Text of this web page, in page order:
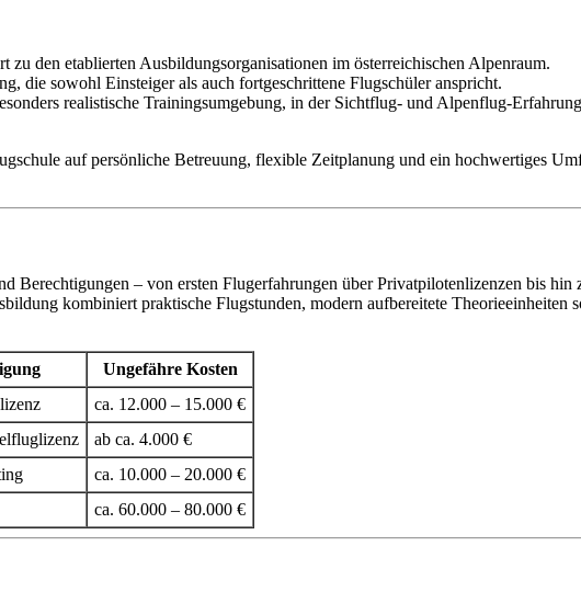
zu den etablierten Ausbildungsorganisationen im österreichischen Alpenraum.
die sowohl Einsteiger als auch fortgeschrittene Flugschüler anspricht.
realistische Trainingsumgebung, in der Sichtflug- und Alpenflug-Erfahrung
auf persönliche Betreuung, flexible Zeitplanung und ein hochwertiges
Berechtigungen – von ersten Flugerfahrungen über Privatpilotenlizenzen bis hin
kombiniert praktische Flugstunden, modern aufbereitete Theorieeinheiten
Ungefähre Kosten
ca. 12.000 – 15.000 €
ab ca. 4.000 €
ca. 10.000 – 20.000 €
ca. 60.000 – 80.000 €